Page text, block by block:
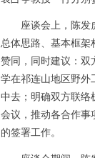
座谈会上，陈发虎
总体思路、基本框架
赞同，同时建议：双
学在祁连山地区野外
中去；明确双方联络
会议，推动各合作事
的签署工作。